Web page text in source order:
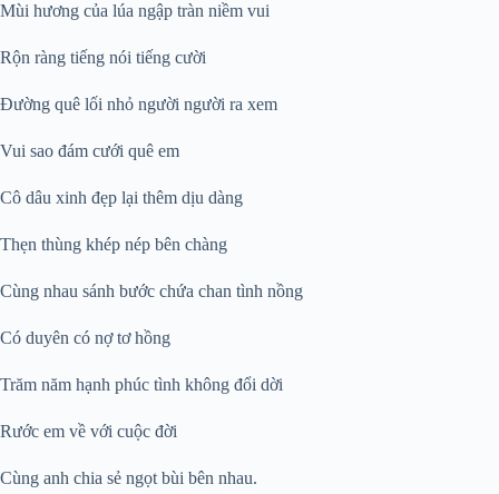
Mùi hương của lúa ngập tràn niềm vui
Rộn ràng tiếng nói tiếng cười
Đường quê lối nhỏ người người ra xem
Vui sao đám cưới quê em
Cô dâu xinh đẹp lại thêm dịu dàng
Thẹn thùng khép nép bên chàng
Cùng nhau sánh bước chứa chan tình nồng
Có duyên có nợ tơ hồng
Trăm năm hạnh phúc tình không đổi dời
Rước em về với cuộc đời
Cùng anh chia sẻ ngọt bùi bên nhau.